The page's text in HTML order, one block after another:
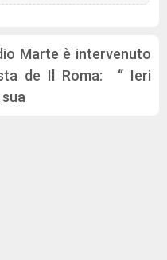
Marte è intervenuto
de Il Roma: “ Ieri